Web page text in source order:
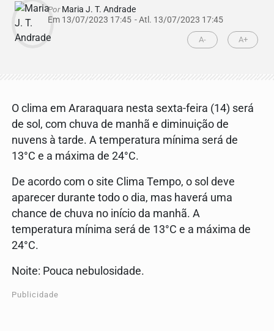
PorMaria J. T. Andrade
Em 13/07/2023 17:45 - Atl. 13/07/2023 17:45
A- A+
O clima em Araraquara nesta sexta-feira (14) será
de sol, com chuva de manhã e diminuição de
nuvens à tarde. A temperatura mínima será de
13°C e a máxima de 24°C.
De acordo com o site Clima Tempo, o sol deve
aparecer durante todo o dia, mas haverá uma
chance de chuva no início da manhã. A
temperatura mínima será de 13°C e a máxima de
24°C.
Noite: Pouca nebulosidade.
Publicidade